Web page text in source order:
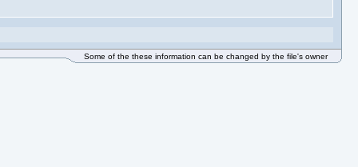
Some of the these information can be changed by the file's owner